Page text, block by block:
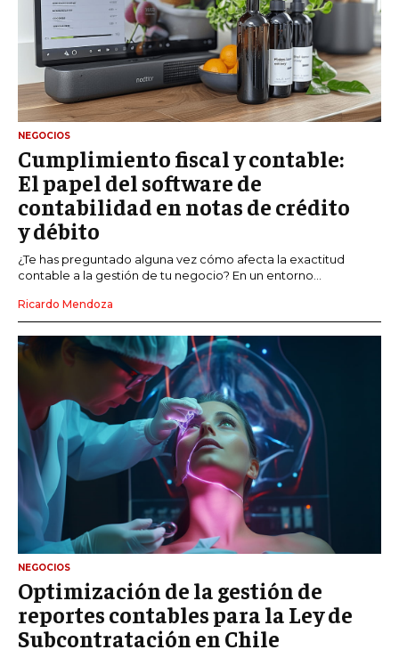
NEGOCIOS
Cumplimiento fiscal y contable:
El papel del software de
contabilidad en notas de crédito
y débito
¿Te has preguntado alguna vez cómo afecta la exactitud
contable a la gestión de tu negocio? En un entorno...
Ricardo Mendoza
NEGOCIOS
Optimización de la gestión de
reportes contables para la Ley de
Subcontratación en Chile